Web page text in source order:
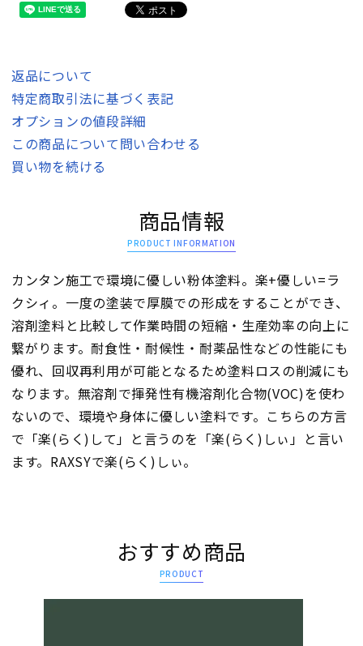
返品について
特定商取引法に基づく表記
オプションの値段詳細
この商品について問い合わせる
買い物を続ける
商品情報
PRODUCT INFORMATION
カンタン施工で環境に優しい粉体塗料。楽+優しい=ラ
クシィ。一度の塗装で厚膜での形成をすることができ、
溶剤塗料と比較して作業時間の短縮・生産効率の向上に
繋がります。耐食性・耐候性・耐薬品性などの性能にも
優れ、回収再利用が可能となるため塗料ロスの削減にも
なります。無溶剤で揮発性有機溶剤化合物(VOC)を使わ
ないので、環境や身体に優しい塗料です。こちらの方言
で「楽(らく)して」と言うのを「楽(らく)しぃ」と言い
ます。RAXSYで楽(らく)しぃ。
おすすめ商品
PRODUCT